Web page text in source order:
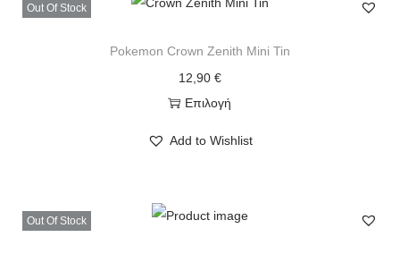
Out Of Stock
Pokemon Crown Zenith Mini Tin
12,90 €
Επιλογή
Add to Wishlist
Out Of Stock